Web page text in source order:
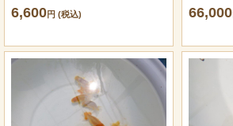
6,600円 (税込) 66,000